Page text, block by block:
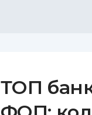
ТОП